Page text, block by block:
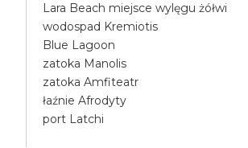
Lara Beach miejsce wylęgu żółwi
wodospad Kremiotis
Blue Lagoon
zatoka Manolis
zatoka Amfiteatr
łaźnie Afrodyty
port Latchi